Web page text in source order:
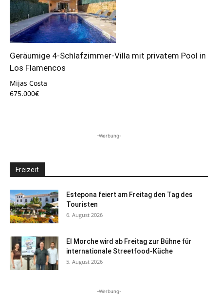
Geräumige 4-Schlafzimmer-Villa mit privatem Pool in
Los Flamencos
Mijas Costa
675.000€
-Werbung-
Freizeit
Estepona feiert am Freitag den Tag des
Touristen
6. August 2026
El Morche wird ab Freitag zur Bühne für
internationale Streetfood-Küche
5. August 2026
-Werbung-